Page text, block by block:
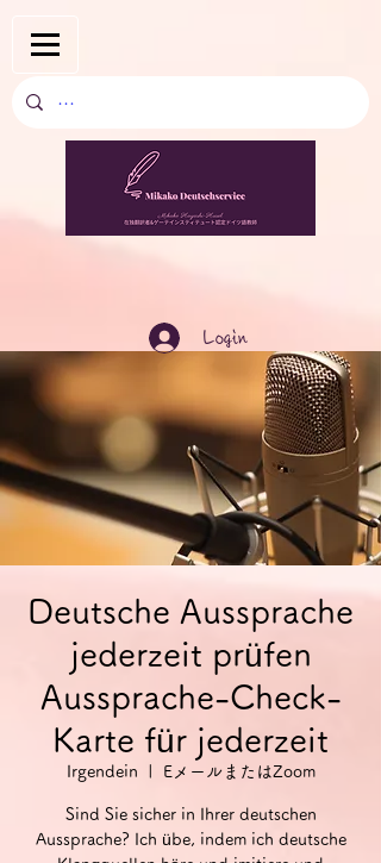
Login
Deutsche Aussprache
jederzeit prüfen
Aussprache-Check-
Karte für jederzeit
Irgendein EメールまたはZoom
Sind Sie sicher in Ihrer deutschen
Aussprache? Ich übe, indem ich deutsche